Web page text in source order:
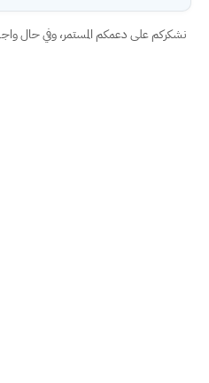
نشكركم على دعمكم المستمر، وفي حال